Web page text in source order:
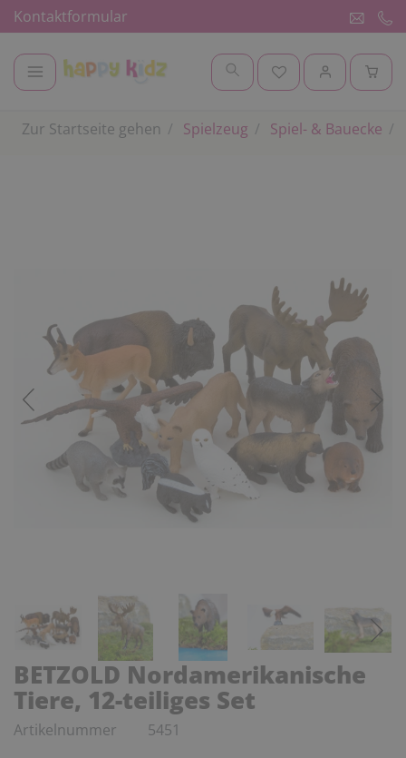
Kontaktformular
Zur Startseite gehen Spielzeug Spiel- & Bauecke
BETZOLD Nordamerikanische
Tiere, 12-teiliges Set
Artikelnummer 5451